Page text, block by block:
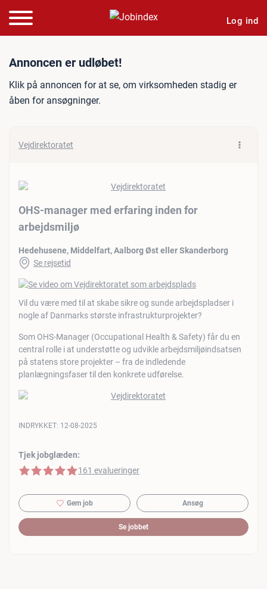
Log ind
Jobannonce: OHS-
Annoncen er udløbet!
Klik på annoncen for at se, om virksomheden stadig er
åben for ansøgninger.
Vejdirektoratet
OHS-manager med erfaring inden for
arbejdsmiljø
Hedehusene, Middelfart, Aalborg Øst eller Skanderborg
Se rejsetid
Vil du være med til at skabe sikre og sunde arbejdspladser i
nogle af Danmarks største infrastrukturprojekter?
Som OHS-Manager (Occupational Health & Safety) får du en
central rolle i at understøtte og udvikle arbejdsmiljøindsatsen
på statens store projekter – fra de indledende
planlægningsfaser til den konkrete udførelse.
Tjek jobglæden:
5 af 5 stjerner
161 evalueringer
INDRYKKET: 12-08-2025
Gem job Ansøg
Se jobbet